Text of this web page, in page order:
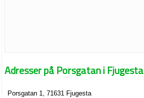
Adresser på Porsgatan i Fjugesta
Porsgatan 1, 71631 Fjugesta